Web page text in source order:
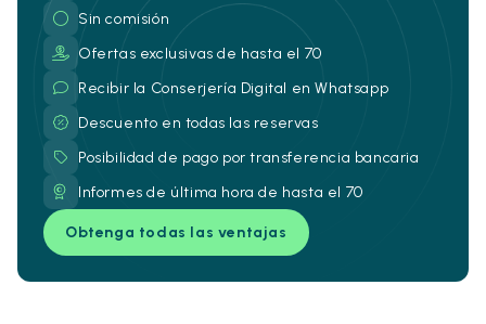
Sin comisión
Ofertas exclusivas de hasta el 70
Recibir la Conserjería Digital en Whatsapp
Descuento en todas las reservas
Posibilidad de pago por transferencia bancaria
Informes de última hora de hasta el 70
Obtenga todas las ventajas